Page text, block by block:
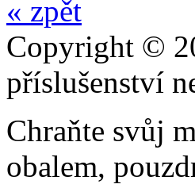
« zpět
Copyright ©
příslušenství
Chraňte svůj
obalem,